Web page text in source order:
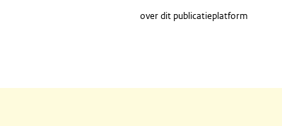
over dit publicatieplatform